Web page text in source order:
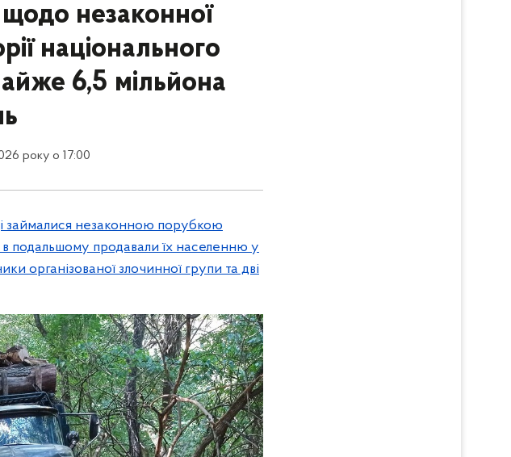
незаконної
національного
6,5 мільйона
року о 17:00
займалися незаконною порубкою
подальшому продавали їх населенню у
організованої злочинної групи та дві